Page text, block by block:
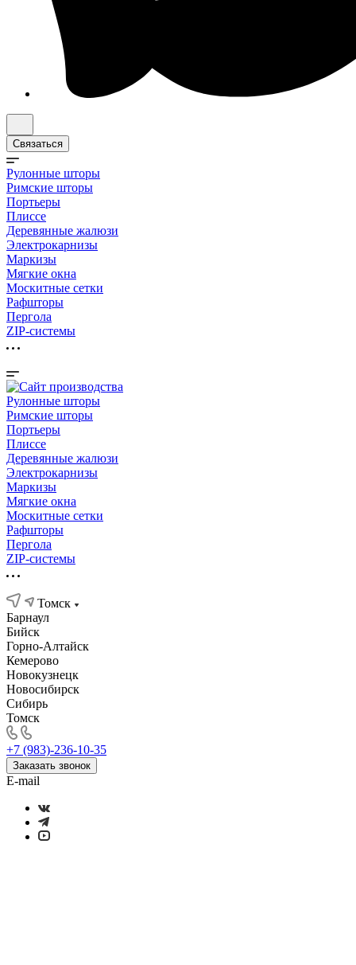
Связаться
Рулонные шторы
Римские шторы
Портьеры
Плиссе
Деревянные жалюзи
Электрокарнизы
Маркизы
Мягкие окна
Москитные сетки
Рафшторы
Пергола
ZIP-системы
Рулонные шторы
Римские шторы
Портьеры
Плиссе
Деревянные жалюзи
Электрокарнизы
Маркизы
Мягкие окна
Москитные сетки
Рафшторы
Пергола
ZIP-системы
Томск
Барнаул
Бийск
Горно-Алтайск
Кемерово
Новокузнецк
Новосибирск
Сибирь
Томск
+7 (983)-236-10-35
Заказать звонок
E-mail